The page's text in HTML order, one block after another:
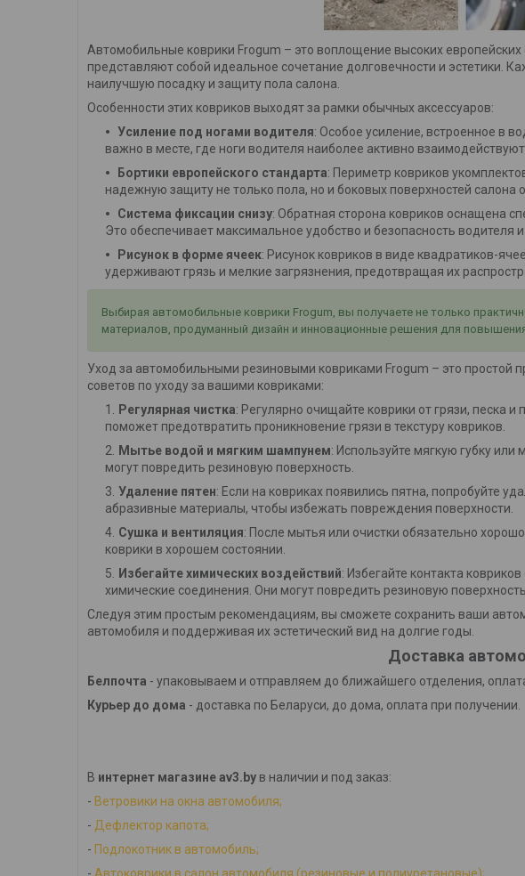
Автомобильные коврики Frogum – это воплощение высоких
представляют собой идеальное сочетание долговечности и эстетики.
наилучшую посадку и защиту пола салона.
Особенности этих ковриков выходят за рамки обычных аксессуаров:
Усиление под ногами водителя: Особое усиление, встроенное в
важно в месте, где ноги водителя наиболее активно взаимодействуют
Бортики европейского стандарта: Периметр ковриков
надежную защиту не только пола, но и боковых поверхностей салона
Система фиксации снизу: Обратная сторона ковриков оснащена
Это обеспечивает максимальное удобство и безопасность водителя
Рисунок в форме ячеек: Рисунок ковриков в виде квадратиков-
удерживают грязь и мелкие загрязнения, предотвращая их
Выбирая автомобильные коврики Frogum, вы получаете не только
материалов, продуманный дизайн и инновационные решения для
Уход за автомобильными резиновыми ковриками Frogum – это простой
советов по уходу за вашими ковриками:
Регулярная чистка: Регулярно очищайте коврики от грязи, песка
поможет предотвратить проникновение грязи в текстуру ковриков.
Мытье водой и мягким шампунем: Используйте мягкую губку
могут повредить резиновую поверхность.
Удаление пятен: Если на ковриках появились пятна, попробуйте
абразивные материалы, чтобы избежать повреждения поверхности.
Сушка и вентиляция: После мытья или очистки обязательно
коврики в хорошем состоянии.
Избегайте химических воздействий: Избегайте контакта
химические соединения. Они могут повредить резиновую
Следуя этим простым рекомендациям, вы сможете сохранить ваши
автомобиля и поддерживая их эстетический вид на долгие годы.
Доставка
Белпочта - упаковываем и отправляем до ближайшего отделения,
Курьер до дома - доставка по Беларуси, до дома, оплата при получении.
В интернет магазине av3.by в наличии и под заказ:
- Ветровики на окна автомобиля;
- Дефлектор капота;
- Подлокотник в автомобиль;
- Автоковрики в салон автомобиля (резиновые и полиуретановые);